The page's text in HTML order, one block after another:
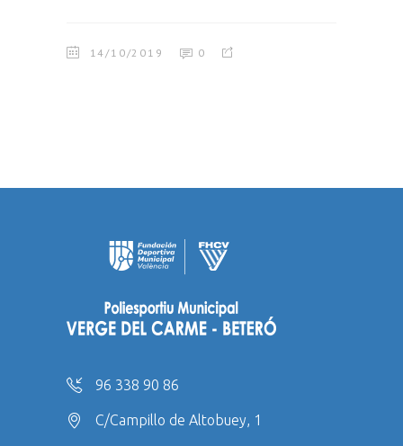
14/10/2019 0
96 338 90 86
C/Campillo de Altobuey, 1